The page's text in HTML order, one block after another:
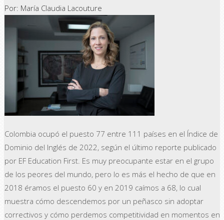
Por: María Claudia Lacouture
Colombia ocupó el puesto 77 entre 111 países en el Índice de
Dominio del Inglés de 2022, según el último reporte publicado
por EF Education First. Es muy preocupante estar en el grupo
de los peores del mundo, pero lo es más el hecho de que en
2018 éramos el puesto 60 y en 2019 caímos a 68, lo cual
muestra cómo descendemos por un peñasco sin adoptar
correctivos y cómo perdemos competitividad en momentos en